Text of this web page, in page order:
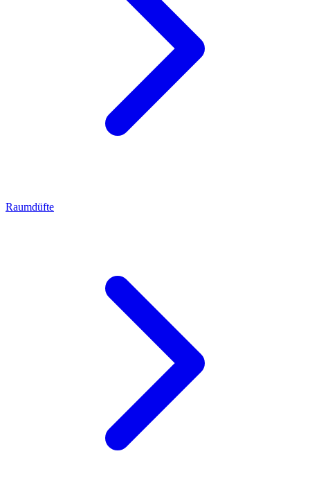
Raumdüfte